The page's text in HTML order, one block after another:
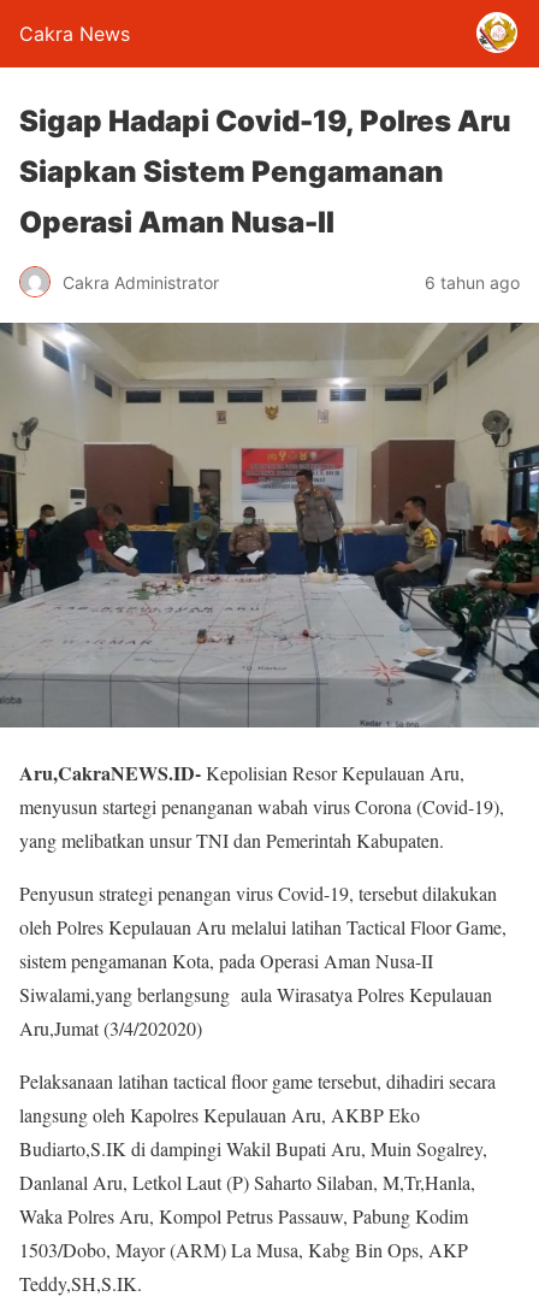
Cakra News
Sigap Hadapi Covid-19, Polres Aru
Siapkan Sistem Pengamanan
Operasi Aman Nusa-II
Cakra Administrator 6 tahun ago
Aru,CakraNEWS.ID-Kepolisian Resor Kepulauan Aru,
menyusun startegi penanganan wabah virus Corona (Covid-19),
yang melibatkan unsur TNI dan Pemerintah Kabupaten.
Penyusun strategi penangan virus Covid-19, tersebut dilakukan
oleh Polres Kepulauan Aru melalui latihan Tactical Floor Game,
sistem pengamanan Kota, pada Operasi Aman Nusa-II
Siwalami,yang berlangsung aula Wirasatya Polres Kepulauan
Aru,Jumat (3/4/202020)
Pelaksanaan latihan tactical floor game tersebut, dihadiri secara
langsung oleh Kapolres Kepulauan Aru, AKBP Eko
Budiarto,S.IK di dampingi Wakil Bupati Aru, Muin Sogalrey,
Danlanal Aru, Letkol Laut (P) Saharto Silaban, M,Tr,Hanla,
Waka Polres Aru, Kompol Petrus Passauw, Pabung Kodim
1503/Dobo, Mayor (ARM) La Musa, Kabg Bin Ops, AKP
Teddy,SH,S.IK.